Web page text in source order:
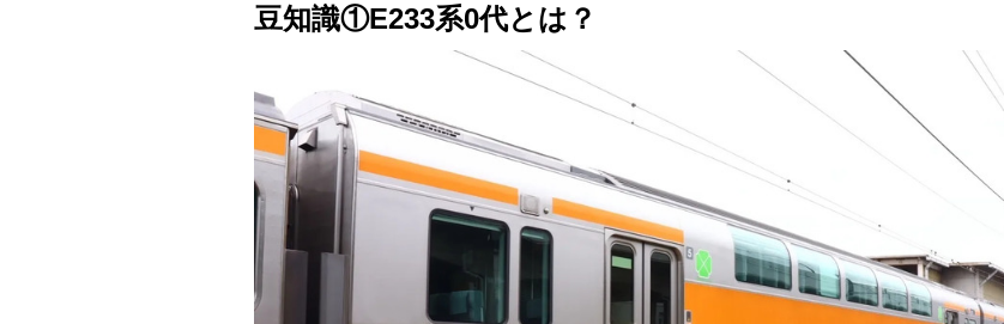
豆知識①E233系0代とは？